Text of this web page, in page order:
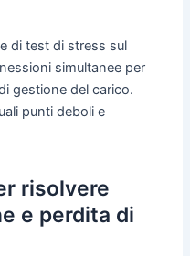
di test di stress sul
simultanee per
gestione del carico.
punti deboli e
risolvere
e perdita di